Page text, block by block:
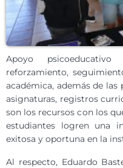
Apoyo
reforzamiento,
académica, además de
asignaturas, registros
son los recursos con los
estudiantes logren una
exitosa y oportuna en la
Al respecto, Eduardo